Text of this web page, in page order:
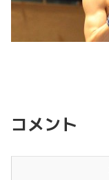
コメント